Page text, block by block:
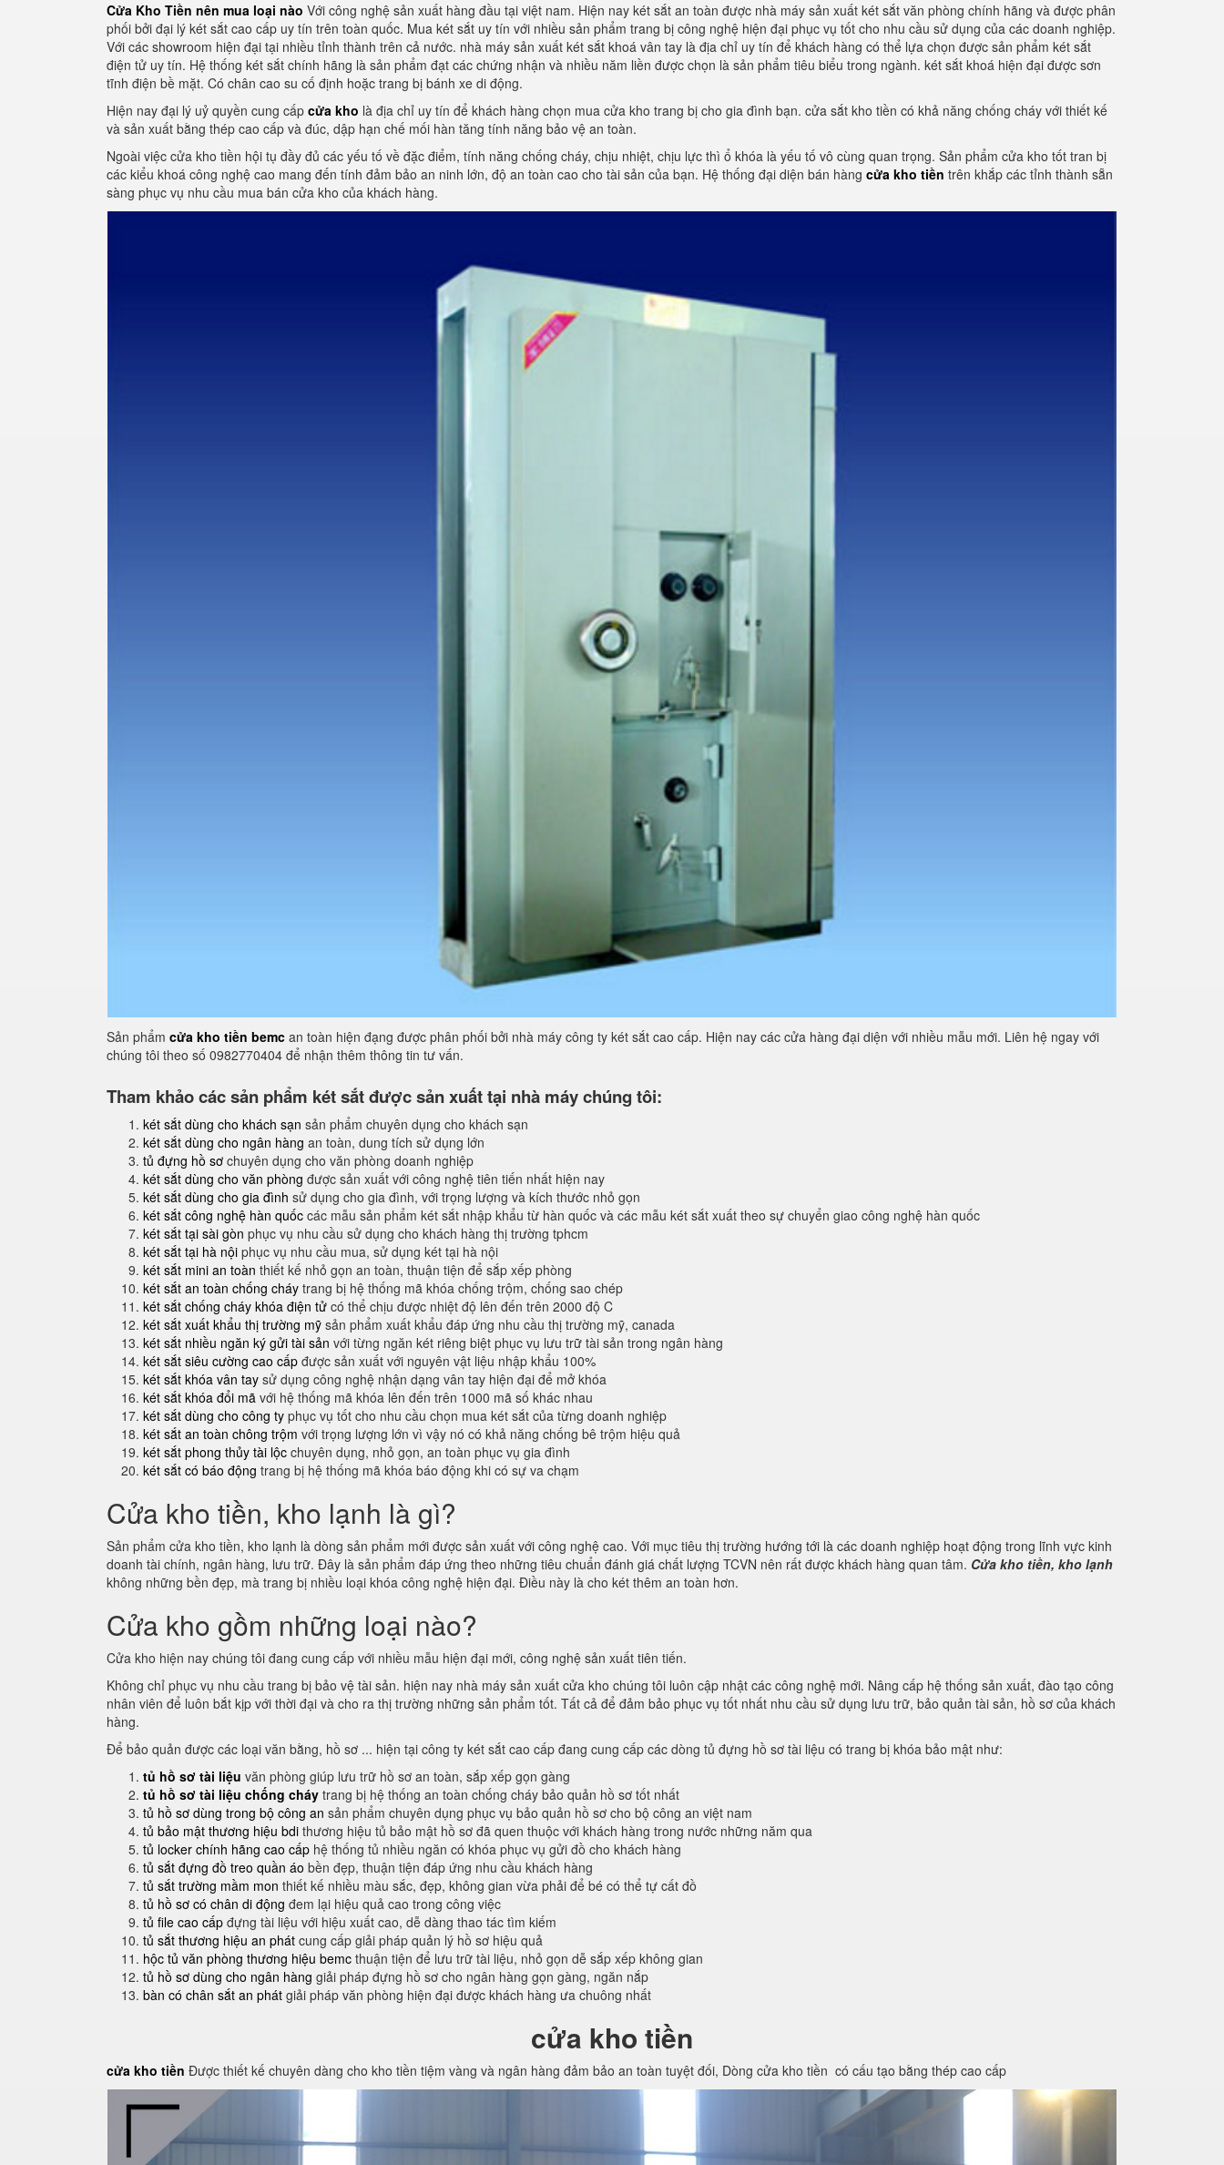
Cửa Kho Tiền nên mua loại nào Với công nghệ sản xuất hàng đầu tại việt nam. Hiện nay két sắt an toàn được nhà máy sản xuất két sắt văn phòng chính hãng và được phân
phối bởi đại lý két sắt cao cấp uy tín trên toàn quốc. Mua két sắt uy tín với nhiều sản phẩm trang bị công nghệ hiện đại phục vụ tốt cho nhu cầu sử dụng của các doanh nghiệp.
Với các showroom hiện đại tại nhiều tỉnh thành trên cả nước. nhà máy sản xuất két sắt khoá vân tay là địa chỉ uy tín để khách hàng có thể lựa chọn được sản phẩm két sắt
điện tử uy tín. Hệ thống két sắt chính hãng là sản phẩm đạt các chứng nhận và nhiều năm liền được chọn là sản phẩm tiêu biểu trong ngành. két sắt khoá hiện đại được sơn
tĩnh điện bề mặt. Có chân cao su cố định hoặc trang bị bánh xe di động.
Hiện nay đại lý uỷ quyền cung cấp cửa kho là địa chỉ uy tín để khách hàng chọn mua cửa kho trang bị cho gia đình bạn. cửa sắt kho tiền có khả năng chống cháy với thiết kế
và sản xuất bằng thép cao cấp và đúc, dập hạn chế mối hàn tăng tính năng bảo vệ an toàn.
Ngoài việc cửa kho tiền hội tụ đầy đủ các yếu tố về đặc điểm, tính năng chống cháy, chịu nhiệt, chịu lực thì ổ khóa là yếu tố vô cùng quan trọng. Sản phẩm cửa kho tốt tran bị
các kiểu khoá công nghệ cao mang đến tính đảm bảo an ninh lớn, độ an toàn cao cho tài sản của bạn. Hệ thống đại diện bán hàng cửa kho tiền trên khắp các tỉnh thành sẵn
sàng phục vụ nhu cầu mua bán cửa kho của khách hàng.
Sản phẩm cửa kho tiền bemc an toàn hiện đạng được phân phối bởi nhà máy công ty két sắt cao cấp. Hiện nay các cửa hàng đại diện với nhiều mẫu mới. Liên hệ ngay với
chúng tôi theo số 0982770404 để nhận thêm thông tin tư vấn.
Tham khảo các sản phẩm két sắt được sản xuất tại nhà máy chúng tôi:
két sắt dùng cho khách sạn sản phẩm chuyên dụng cho khách sạn
két sắt dùng cho ngân hàng an toàn, dung tích sử dụng lớn
tủ đựng hồ sơ chuyên dụng cho văn phòng doanh nghiệp
két sắt dùng cho văn phòng được sản xuất với công nghệ tiên tiến nhất hiện nay
két sắt dùng cho gia đình sử dụng cho gia đình, với trọng lượng và kích thước nhỏ gọn
két sắt công nghệ hàn quốc các mẫu sản phẩm két sắt nhập khẩu từ hàn quốc và các mẫu két sắt xuất theo sự chuyển giao công nghệ hàn quốc
két sắt tại sài gòn phục vụ nhu cầu sử dụng cho khách hàng thị trường tphcm
két sắt tại hà nội phục vụ nhu cầu mua, sử dụng két tại hà nội
két sắt mini an toàn thiết kế nhỏ gọn an toàn, thuận tiện để sắp xếp phòng
két sắt an toàn chống cháy trang bị hệ thống mã khóa chống trộm, chống sao chép
két sắt chống cháy khóa điện tử có thể chịu được nhiệt độ lên đến trên 2000 độ C
két sắt xuất khẩu thị trường mỹ sản phẩm xuất khẩu đáp ứng nhu cầu thị trường mỹ, canada
két sắt nhiều ngăn ký gửi tài sản với từng ngăn két riêng biệt phục vụ lưu trữ tài sản trong ngân hàng
két sắt siêu cường cao cấp được sản xuất với nguyên vật liệu nhập khẩu 100%
két sắt khóa vân tay sử dụng công nghệ nhận dạng vân tay hiện đại để mở khóa
két sắt khóa đổi mã với hệ thống mã khóa lên đến trên 1000 mã số khác nhau
két sắt dùng cho công ty phục vụ tốt cho nhu cầu chọn mua két sắt của từng doanh nghiệp
két sắt an toàn chông trộm với trọng lượng lớn vì vậy nó có khả năng chống bê trộm hiệu quả
két sắt phong thủy tài lộc chuyên dụng, nhỏ gọn, an toàn phục vụ gia đình
két sắt có báo động trang bị hệ thống mã khóa báo động khi có sự va chạm
Cửa kho tiền, kho lạnh là gì?
Sản phẩm cửa kho tiền, kho lạnh là dòng sản phẩm mới được sản xuất với công nghệ cao. Với mục tiêu thị trường hướng tới là các doanh nghiệp hoạt động trong lĩnh vực kinh
doanh tài chính, ngân hàng, lưu trữ. Đây là sản phẩm đáp ứng theo những tiêu chuẩn đánh giá chất lượng TCVN nên rất được khách hàng quan tâm. Cửa kho tiền, kho lạnh
không những bền đẹp, mà trang bị nhiều loại khóa công nghệ hiện đại. Điều này là cho két thêm an toàn hơn.
Cửa kho gồm những loại nào?
Cửa kho hiện nay chúng tôi đang cung cấp với nhiều mẫu hiện đại mới, công nghệ sản xuất tiên tiến.
Không chỉ phục vụ nhu cầu trang bị bảo vệ tài sản. hiện nay nhà máy sản xuất cửa kho chúng tôi luôn cập nhật các công nghệ mới. Nâng cấp hệ thống sản xuất, đào tạo công
nhân viên để luôn bắt kịp với thời đại và cho ra thị trường những sản phẩm tốt. Tất cả để đảm bảo phục vụ tốt nhất nhu cầu sử dụng lưu trữ, bảo quản tài sản, hồ sơ của khách
hàng.
Để bảo quản được các loại văn bằng, hồ sơ ... hiện tại công ty két sắt cao cấp đang cung cấp các dòng tủ đựng hồ sơ tài liệu có trang bị khóa bảo mật như:
tủ hồ sơ tài liệu văn phòng giúp lưu trữ hồ sơ an toàn, sắp xếp gọn gàng
tủ hồ sơ tài liệu chống cháy trang bị hệ thống an toàn chống cháy bảo quản hồ sơ tốt nhất
tủ hồ sơ dùng trong bộ công an sản phẩm chuyên dụng phục vụ bảo quản hồ sơ cho bộ công an việt nam
tủ bảo mật thương hiệu bdi thương hiệu tủ bảo mật hồ sơ đã quen thuộc với khách hàng trong nước những năm qua
tủ locker chính hãng cao cấp hệ thống tủ nhiều ngăn có khóa phục vụ gửi đồ cho khách hàng
tủ sắt đựng đồ treo quần áo bền đẹp, thuận tiện đáp ứng nhu cầu khách hàng
tủ sắt trường mầm mon thiết kế nhiều màu sắc, đẹp, không gian vừa phải để bé có thể tự cất đồ
tủ hồ sơ có chân di động đem lại hiệu quả cao trong công việc
tủ file cao cấp đựng tài liệu với hiệu xuất cao, dễ dàng thao tác tìm kiếm
tủ sắt thương hiệu an phát cung cấp giải pháp quản lý hồ sơ hiệu quả
hộc tủ văn phòng thương hiệu bemc thuận tiện để lưu trữ tài liệu, nhỏ gọn dễ sắp xếp không gian
tủ hồ sơ dùng cho ngân hàng giải pháp đựng hồ sơ cho ngân hàng gọn gàng, ngăn nắp
bàn có chân sắt an phát giải pháp văn phòng hiện đại được khách hàng ưa chuông nhất
cửa kho tiền
cửa kho tiền Được thiết kế chuyên dàng cho kho tiền tiệm vàng và ngân hàng đảm bảo an toàn tuyệt đối, Dòng cửa kho tiền có cấu tạo bằng thép cao cấp